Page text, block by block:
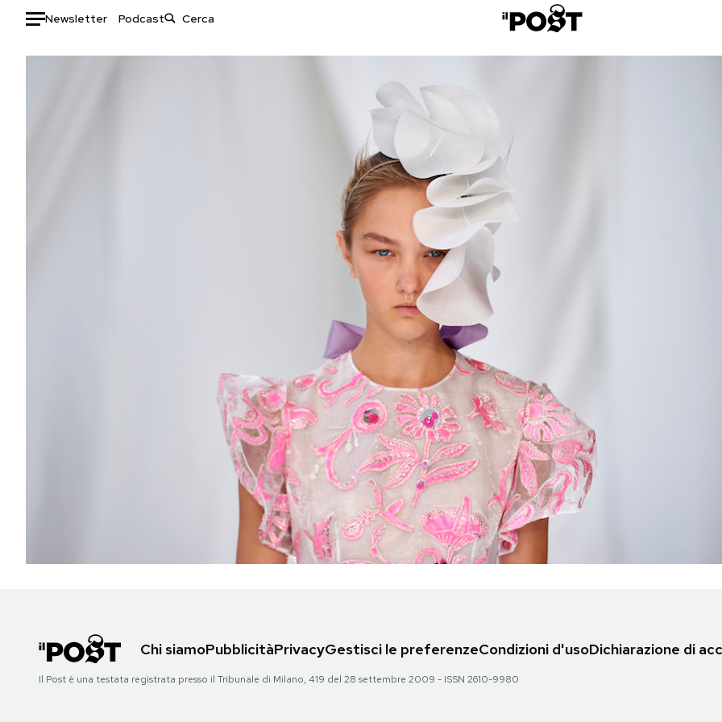
Newsletter Podcast
Auto
AREA PERSONALEChi siamoPubblicitàPrivacyGestisci le preferenzeCondizioni d'usoDichiarazione di
Il Post è una testata registrata presso il Tribunale di Milano, 419 del 28 settembre 2009 - ISSN 2610-9980